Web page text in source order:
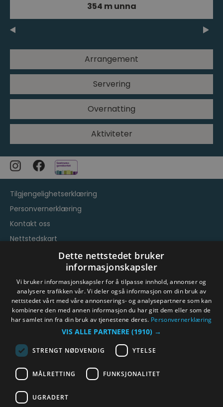
354 m unna
Arrangement
Servering
Overnatting
Aktiviteter
Tilgjengelighetserklæring
Personvernerklæring
Kontakt oss
Nettstedskart
Vilkår og betingelser
© Byen Vår Drammen/Destinasjon Drammen 2026.
Dette nettstedet bruker
informasjonskapsler
Vi bruker informasjonskapsler for å tilpasse innhold, annonser og
analysere trafikken vår. Vi deler også informasjon om din bruk av
nettstedet vårt med våre annonserings- og analysepartnere som kan
kombinere den med annen informasjon du har gitt dem eller som de
har samlet inn fra din bruk av tjenestene deres. Personvernerklæring
VIS ALLE PARTNERE (1910) →
STRENGT NØDVENDIG YTELSE
MÅLRETTING FUNKSJONALITET
UGRADERT